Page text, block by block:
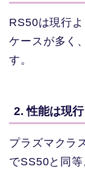
RS50は現行
ケースが多く
す。
2. 性能は現
プラズマクラ
でSS50と同等